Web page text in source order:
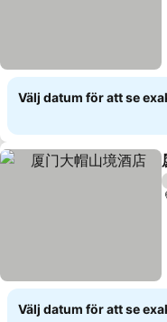
Välj datum för att se
Välj datum för att se